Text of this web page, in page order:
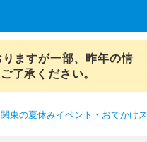
ますが一部、昨年の情
了承ください。
関東の夏休みイベント・おでかけ